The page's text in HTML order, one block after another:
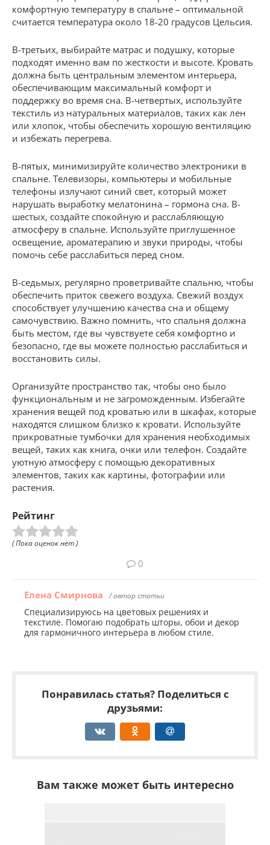
комфортную температуру в спальне – оптимальной
считается температура около 18-20 градусов Цельсия.
В-третьих, выбирайте матрас и подушку, которые
подходят именно вам по жесткости и высоте. Кровать
должна быть центральным элементом интерьера,
обеспечивающим максимальный комфорт и
поддержку во время сна. В-четвертых, используйте
текстиль из натуральных материалов, таких как лен
или хлопок, чтобы обеспечить хорошую вентиляцию
и избежать перегрева.
В-пятых, минимизируйте количество электроники в
спальне. Телевизоры, компьютеры и мобильные
телефоны излучают синий свет, который может
нарушать выработку мелатонина – гормона сна. В-
шестых, создайте спокойную и расслабляющую
атмосферу в спальне. Используйте приглушенное
освещение, ароматерапию и звуки природы, чтобы
помочь себе расслабиться перед сном.
В-седьмых, регулярно проветривайте спальню, чтобы
обеспечить приток свежего воздуха. Свежий воздух
способствует улучшению качества сна и общему
самочувствию. Важно помнить, что спальня должна
быть местом, где вы чувствуете себя комфортно и
безопасно, где вы можете полностью расслабиться и
восстановить силы.
Организуйте пространство так, чтобы оно было
функциональным и не загроможденным. Избегайте
хранения вещей под кроватью или в шкафах, которые
находятся слишком близко к кровати. Используйте
прикроватные тумбочки для хранения необходимых
вещей, таких как книга, очки или телефон. Создайте
уютную атмосферу с помощью декоративных
элементов, таких как картины, фотографии или
растения.
Рейтинг
( Пока оценок нет )
0
Елена Смирнова / автор статьи
Специализируюсь на цветовых решениях и
текстиле. Помогаю подобрать шторы, обои и декор
для гармоничного интерьера в любом стиле.
Понравилась статья? Поделиться с
друзьями:
Вам также может быть интересно